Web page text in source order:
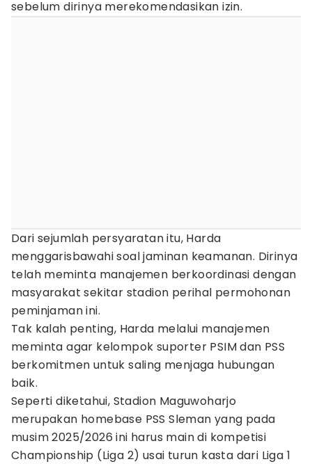
sebelum dirinya merekomendasikan izin.
Dari sejumlah persyaratan itu, Harda
menggarisbawahi soal jaminan keamanan. Dirinya
telah meminta manajemen berkoordinasi dengan
masyarakat sekitar stadion perihal permohonan
peminjaman ini.
Tak kalah penting, Harda melalui manajemen
meminta agar kelompok suporter PSIM dan PSS
berkomitmen untuk saling menjaga hubungan
baik.
Seperti diketahui, Stadion Maguwoharjo
merupakan homebase PSS Sleman yang pada
musim 2025/2026 ini harus main di kompetisi
Championship (Liga 2) usai turun kasta dari Liga 1